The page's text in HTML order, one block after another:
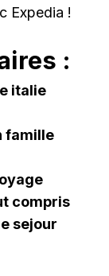
Expedia !
:
italie
famille
compris
sejour